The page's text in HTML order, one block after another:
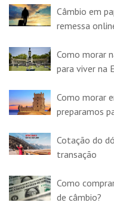
Câmbio em
remessa
Como morar
para viver na
Como morar
preparamos
Cotação do
transação
Como
de câmbio?